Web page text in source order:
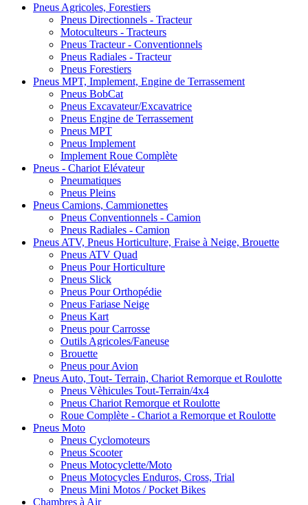
Pneus Agricoles, Forestiers
Pneus Directionnels - Tracteur
Motoculteurs - Tracteurs
Pneus Tracteur - Conventionnels
Pneus Radiales - Tracteur
Pneus Forestiers
Pneus MPT, Implement, Engine de Terrassement
Pneus BobCat
Pneus Excavateur/Excavatrice
Pneus Engine de Terrassement
Pneus MPT
Pneus Implement
Implement Roue Complète
Pneus - Chariot Elévateur
Pneumatiques
Pneus Pleins
Pneus Camions, Cammionettes
Pneus Conventionnels - Camion
Pneus Radiales - Camion
Pneus ATV, Pneus Horticulture, Fraise à Neige, Brouette
Pneus ATV Quad
Pneus Pour Horticulture
Pneus Slick
Pneus Pour Orthopédie
Pneus Fariase Neige
Pneus Kart
Pneus pour Carrosse
Outils Agricoles/Faneuse
Brouette
Pneus pour Avion
Pneus Auto, Tout- Terrain, Chariot Remorque et Roulotte
Pneus Vèhicules Tout-Terrain/4x4
Pneus Chariot Remorque et Roulotte
Roue Complète - Chariot a Remorque et Roulotte
Pneus Moto
Pneus Cyclomoteurs
Pneus Scooter
Pneus Motocyclette/Moto
Pneus Motocycles Enduros, Cross, Trial
Pneus Mini Motos / Pocket Bikes
Chambres à Air